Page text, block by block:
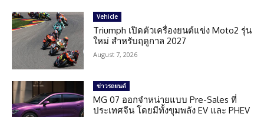
Vehicle
Triumph เปิดตัวเครื่องยนต์แข่ง Moto2 รุ่น
ใหม่ สำหรับฤดูกาล 2027
August 7, 2026
ข่าวรถยนต์
MG 07 ออกจำหน่ายแบบ Pre-Sales ที่
ประเทศจีน โดยมีทั้งขุมพลัง EV และ PHEV